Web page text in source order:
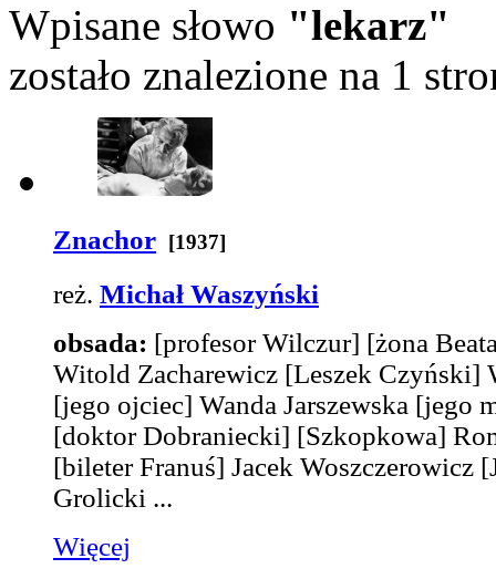
Wpisane słowo "lekarz"
zostało znalezione na 1
Znachor [1937]
reż. Michał Waszyński
obsada: [profesor Wilczur] [żona
Witold Zacharewicz [Leszek Czyński]
[jego ojciec] Wanda Jarszewska [jego
[doktor Dobraniecki] [Szkopkowa]
[bileter Franuś] Jacek Woszczerowicz
Grolicki ...
Więcej